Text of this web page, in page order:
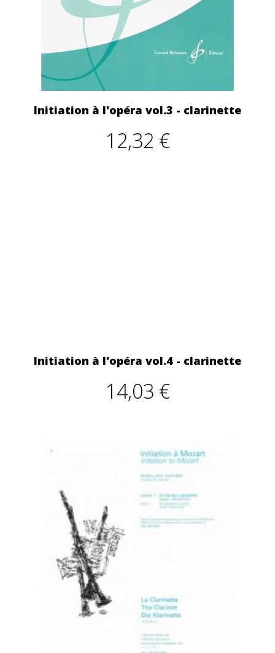
Initiation à l'opéra vol.3 - clarinette
12,32 €
Initiation à l'opéra vol.4 - clarinette
14,03 €